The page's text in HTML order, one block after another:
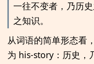
一往不变者，乃历
之知识。
从词语的简单形态看
为 his-story：历史，